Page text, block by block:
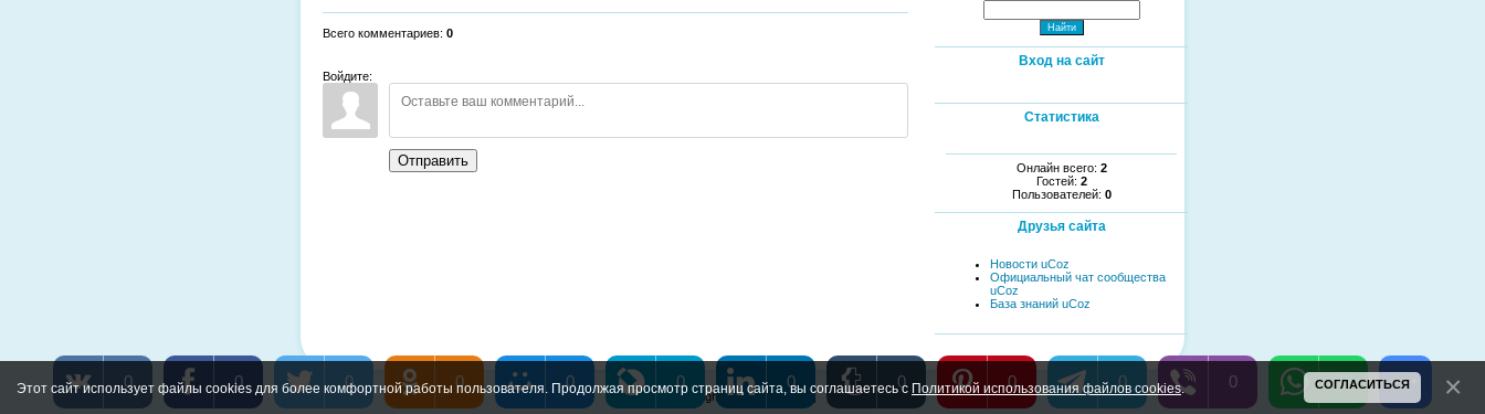
Всего комментариев: 0
Войдите:
Отправить
Вход на сайт
Статистика
Онлайн всего: 2
Гостей: 2
Пользователей: 0
Друзья сайта
Новости uCoz
Официальный чат сообщества
uCoz
База знаний uCoz
Copyright MyCorp © 2026 |
0 0 0 0 0 0 0 0 0 0 0 0
Этот сайт использует файлы cookies для более комфортной работы пользователя. Продолжая просмотр страниц сайта, вы соглашаетесь с Политикой использования файлов cookies. СОГЛАСИТЬСЯ